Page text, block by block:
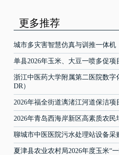
更多推荐
城市多灾害智慧仿真与训推一体机
单县2026年玉米、大豆一喷多促项
浙江中医药大学附属第二医院数
DR）
2026年福全街道漓渚江河道保洁项
2026年青岛西海岸新区高素质农民
聊城市中医医院污水处理站设备采
夏津县农业农村局2026年度玉米“